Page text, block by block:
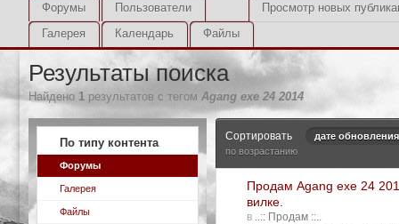
Просмотр новых
Форумы
Пользователи
Галерея
Календарь Файлы
Результаты поиска
Найдено 1 результатов с тегом Agang exe 24 2014
По типу контента
Форумы
Галерея
Файлы
Сортировать
дате обновления
по возрастанию
Продам Agang exe 24
вилке.
в ..:: Продам ::..